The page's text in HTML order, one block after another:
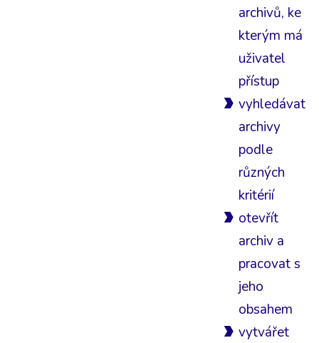
archivů, ke
kterým má
uživatel
přístup
vyhledávat
archivy
podle
různých
kritérií
otevřít
archiv a
pracovat s
jeho
obsahem
vytvářet